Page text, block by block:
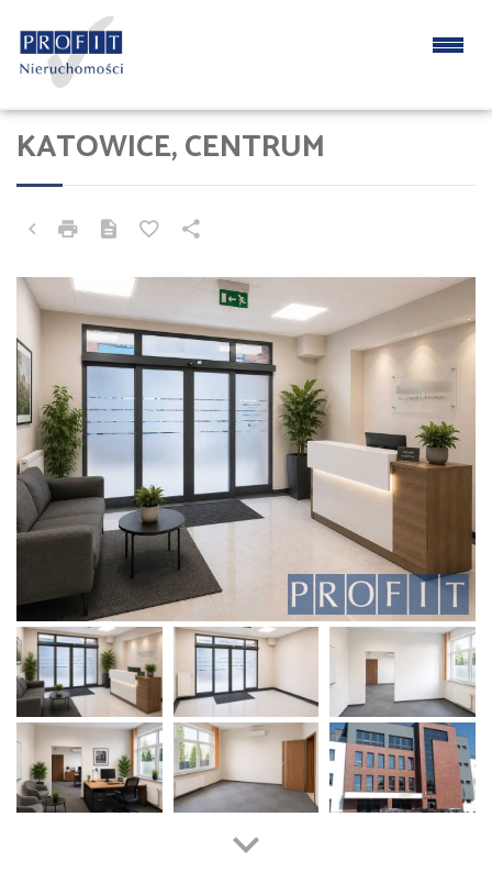
KATOWICE, CENTRUM